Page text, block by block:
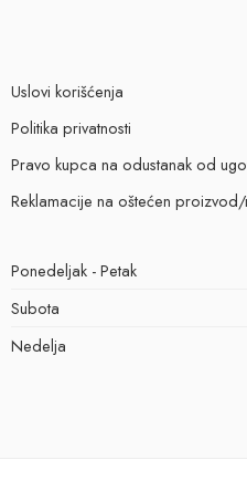
Uslovi korišćenja
Politika privatnosti
Pravo kupca na odustanak od
Reklamacije na oštećen
Ponedeljak - Petak
Subota
Nedelja